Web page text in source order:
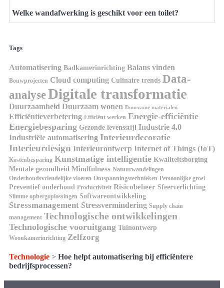
Welke wandafwerking is geschikt voor een toilet?
Tags
Automatisering Badkamerinrichting Balans vinden
Bouwprojecten Cloud computing Culinaire trends Data-
analyseDigitale transformatie
Duurzaamheid Duurzaam wonen Duurzame materialen
Efficiëntieverbetering Efficiënt werken Energie-efficiëntie
Energiebesparing Gezonde levensstijl Industrie 4.0
Industriële automatisering Interieurdecoratie
Interieurdesign Interieurontwerp Internet of Things (IoT)
Kostenbesparing Kunstmatige intelligentie Kwaliteitsborging
Mentale gezondheid Mindfulness Natuurwandelingen
Onderhoudsvriendelijke vloeren Ontspanningstechnieken Persoonlijke groei
Preventief onderhoud Productiviteit Risicobeheer Sfeerverlichting
Slimme opbergoplossingen Softwareontwikkeling
Stressmanagement Stressvermindering Supply chain
management Technologische ontwikkelingen
Technologische vooruitgang Tuinontwerp
Woonkamerinrichting Zelfzorg
Technologie > Hoe helpt automatisering bij efficiëntere
bedrijfsprocessen?